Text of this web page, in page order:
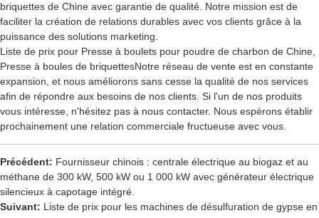
briquettes de Chine avec garantie de qualité. Notre mission est de
faciliter la création de relations durables avec vos clients grâce à la
puissance des solutions marketing.
Liste de prix pour Presse à boulets pour poudre de charbon de Chine,
Presse à boules de briquettesNotre réseau de vente est en constante
expansion, et nous améliorons sans cesse la qualité de nos services
afin de répondre aux besoins de nos clients. Si l'un de nos produits
vous intéresse, n'hésitez pas à nous contacter. Nous espérons établir
prochainement une relation commerciale fructueuse avec vous.
Précédent: Fournisseur chinois : centrale électrique au biogaz et au
méthane de 300 kW, 500 kW ou 1 000 kW avec générateur électrique
silencieux à capotage intégré.
Suivant: Liste de prix pour les machines de désulfuration de gypse en